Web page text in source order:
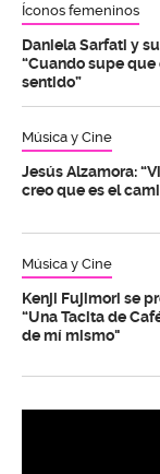
Íconos femeninos
Daniela Sarfati y
“Cuando supe
sentido”
Música y Cine
Jesús Alzamora:
creo que es el
Música y Cine
Kenji Fujimori se
“Una Tacita de
de mí mismo"